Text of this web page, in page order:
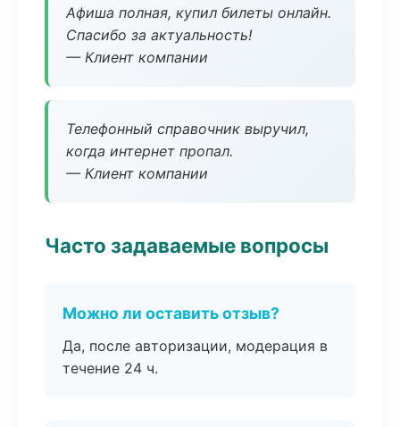
Афиша полная, купил билеты онлайн.
Спасибо за актуальность!
— Клиент компании
Телефонный справочник выручил,
когда интернет пропал.
— Клиент компании
Часто задаваемые вопросы
Можно ли оставить отзыв?
Да, после авторизации, модерация в
течение 24 ч.